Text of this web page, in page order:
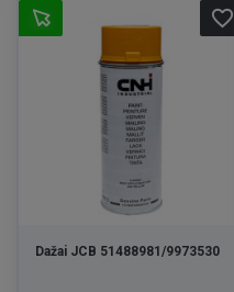
Dažai JCB 51488981/9973530
favorite_border